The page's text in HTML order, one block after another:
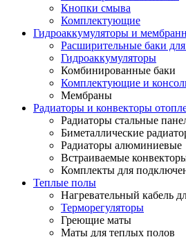
Кнопки смыва
Комплектующие
Гидроаккумуляторы и
Расширительные баки
Гидроаккумуляторы
Комбинированные баки
Комплектующие и
Мембраны
Радиаторы и конвекторы
Радиаторы стальные
Биметаллические
Радиаторы алюминиевые
Встраиваемые
Комплекты для
Теплые полы
Нагревательный кабель
Терморегуляторы
Греющие маты
Маты для теплых полов